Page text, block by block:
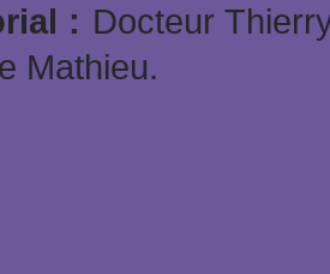
: Docteur
Mathieu.